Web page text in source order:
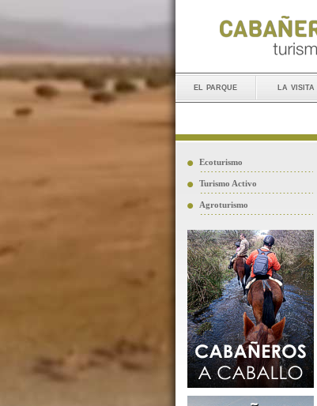
el parque la visita
Ecoturismo
Turismo Activo
Agroturismo